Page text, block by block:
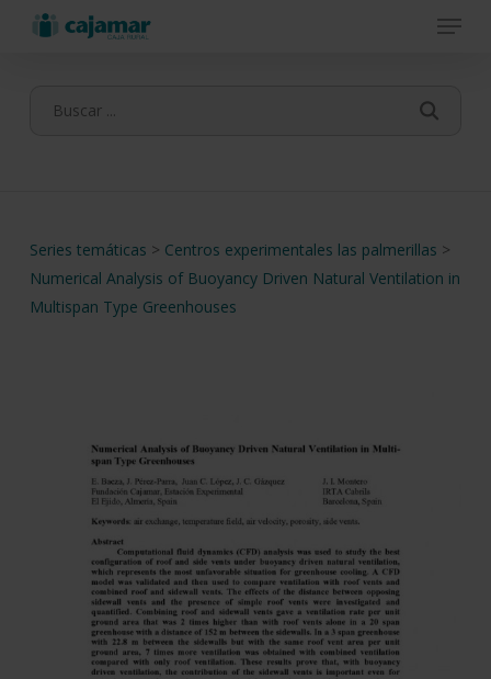
Menu
Series temáticas > Centros experimentales las palmerillas >
Numerical Analysis of Buoyancy Driven Natural Ventilation in
Multispan Type Greenhouses